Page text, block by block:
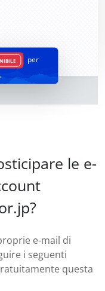
per
le e-
e-mail di
i seguenti
questa